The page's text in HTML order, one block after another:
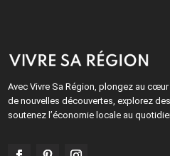
Avec Vivre Sa Région, plongez au
de nouvelles découvertes, explorez
soutenez l’économie locale au